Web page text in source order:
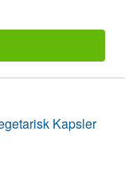
Kapsler